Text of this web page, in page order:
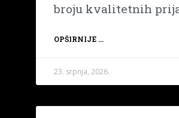
broju kvalitetnih
OPŠIRNIJE ...
23. srpnja, 2026.